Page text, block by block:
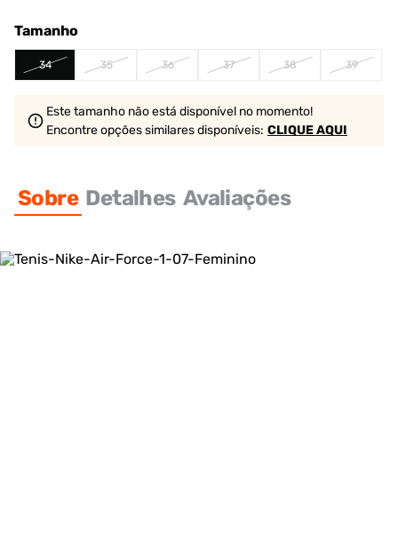
Tamanho
34 35 36 37 38 39
Este tamanho não está disponível no momento!
Encontre opções similaresdisponíveis: CLIQUE AQUI
Sobre Detalhes Avaliações